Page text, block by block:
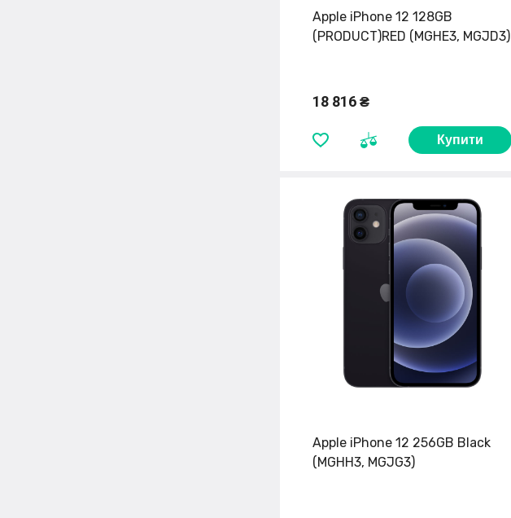
Apple iPhone 12 128GB
(PRODUCT)RED (MGHE3, MGJD3)
18 816 ₴
Купити
Apple iPhone 12 256GB Black
(MGHH3, MGJG3)